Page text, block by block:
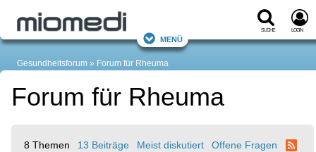
Suche Login
Menü
Gesundheitsforum Forum für Rheuma
Forum für Rheuma
8 Themen 13 Beiträge Meist diskutiert Offene Fragen